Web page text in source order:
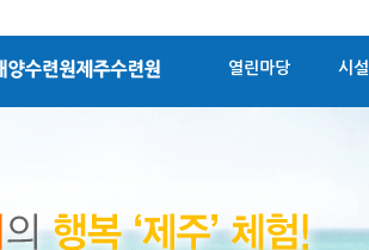
열린마당 시